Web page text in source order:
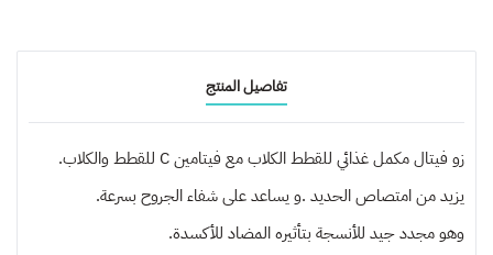
تفاصيل المنتج
زو فيتال مكمل غذائي للقطط الكلاب مع فيتامين C للقطط والكلاب.
يزيد من امتصاص الحديد .و يساعد على شفاء الجروح بسرعة.
وهو مجدد جيد للأنسجة بتأثيره المضاد للأكسدة.